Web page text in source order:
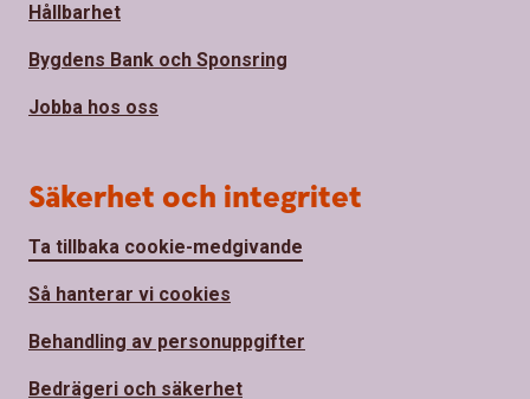
Hållbarhet
Bygdens Bank och Sponsring
Jobba hos oss
Säkerhet och integritet
Ta tillbaka cookie-medgivande
Så hanterar vi cookies
Behandling av personuppgifter
Bedrägeri och säkerhet